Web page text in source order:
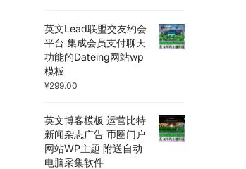
英文Lead联盟交友约会
平台 集成会员支付聊天
功能的Dateing网站wp
模板
¥299.00
英文博客模板 运营比特
新闻杂志广告 币圈门户
网站WP主题 附送自动
电脑采集软件